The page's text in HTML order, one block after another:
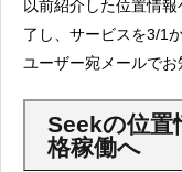
以前紹介した位置情
了し、サービスを3/1
ユーザー宛メールでお
Seekの位置
格稼働へ